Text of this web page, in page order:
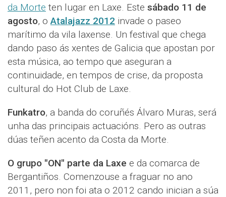
da Morte ten lugar en Laxe. Este sábado 11 de
agosto, oAtalajazz 2012 invade o paseo
marítimo da vila laxense. Un festival que chega
dando paso ás xentes de Galicia que apostan por
esta música, ao tempo que aseguran a
continuidade, en tempos de crise, da proposta
cultural do Hot Club de Laxe.
Funkatro, a banda do coruñés Álvaro Muras, será
unha das principais actuacións. Pero as outras
dúas teñen acento da Costa da Morte.
O grupo "ON" parte da Laxe e da comarca de
Bergantiños. Comenzouse a fraguar no ano
2011, pero non foi ata o 2012 cando inician a súa